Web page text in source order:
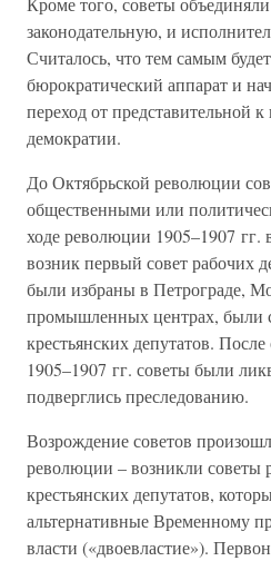
законодательную, и
Считалось, что тем самым
бюрократический аппарат и
переход от представительной
демократии.
До Октябрьской революции
общественными или
ходе революции 1905–1907 гг.
возник первый совет рабочих
были избраны в Петрограде,
промышленных центрах, были
крестьянских депутатов.
1905–1907 гг. советы были
подверглись преследованию.
Возрождение советов
революции – возникли советы
крестьянских депутатов,
альтернативные Временному
власти («двоевластие»).